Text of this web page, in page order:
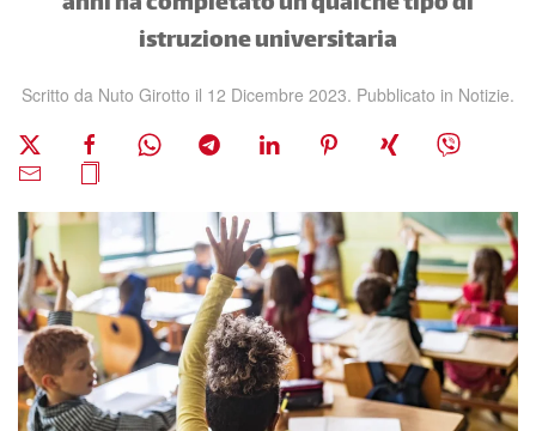
istruzione universitaria
Scritto da Nuto Girotto il 12 Dicembre 2023. Pubblicato in Notizie.